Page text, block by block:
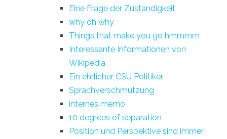
Eine Frage der Zuständigkeit
why oh why
Things that make you go hmmmm
Interessante Informationen von
Wikipedia
Ein ehrlicher CSU Politiker
Sprachverschmutzung
internes memo
10 degrees of separation
Position und Perspektive sind immer